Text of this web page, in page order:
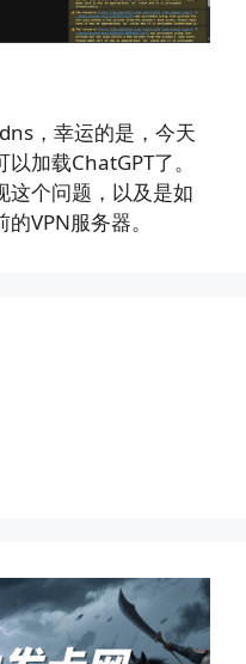
，幸运的是，今天
加载ChatGPT了。
这个问题，以及是如
VPN服务器。